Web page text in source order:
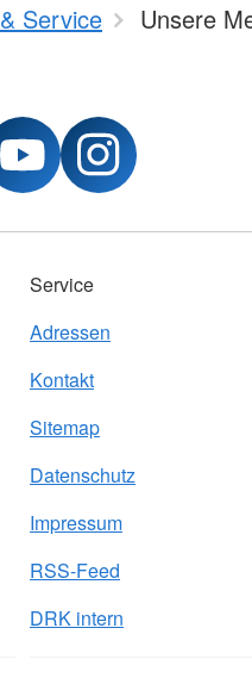
Service Unsere
Service
Adressen
Kontakt
Sitemap
Datenschutz
Impressum
RSS-Feed
DRK intern